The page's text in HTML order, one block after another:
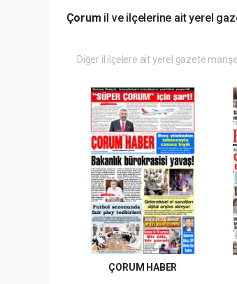
Çorum il ve ilçelerine ait yerel
Diğer il ilçelere ait yerel gazete
ÇORUM HABER